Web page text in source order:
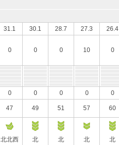
31.1 30.1 28.7 27.3 26.4
0 0 0 10 0
0 0 0 0 0
47 49 51 57 60
北北西 北 北 北 北